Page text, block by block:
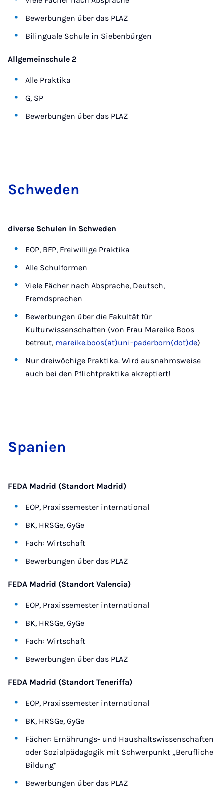
Bewerbungen über das PLAZ
Bilinguale Schule in Siebenbürgen
Allgemeinschule 2
Alle Praktika
G, SP
Bewerbungen über das PLAZ
Schwe­den
diverse Schulen in Schweden
EOP, BFP, Freiwillige Praktika
Alle Schulformen
Viele Fächer nach Absprache, Deutsch,
Fremdsprachen
Bewerbungen über die Fakultät für
Kulturwissenschaften (von Frau Mareike Boos
betreut, mareike.boos(at)uni-paderborn(dot)de)
Nur dreiwöchige Praktika. Wird ausnahmsweise
auch bei den Pflichtpraktika akzeptiert!
Spa­ni­en
FEDA Madrid (Standort Madrid)
EOP, Praxissemester international
BK, HRSGe, GyGe
Fach: Wirtschaft
Bewerbungen über das PLAZ
FEDA Madrid (Standort Valencia)
EOP, Praxissemester international
BK, HRSGe, GyGe
Fach: Wirtschaft
Bewerbungen über das PLAZ
FEDA Madrid (Standort Teneriffa)
EOP, Praxissemester international
BK, HRSGe, GyGe
Fächer: Ernährungs- und Haushaltswissenschaften
oder Sozialpädagogik mit Schwerpunkt „Berufliche
Bildung“
Bewerbungen über das PLAZ